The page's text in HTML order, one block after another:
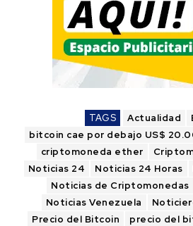
TAGS Actualidad
bitcoin cae por debajo US$
criptomoneda ether
Noticias 24
Noticias 24 Horas
Noticias de Criptomonedas
Noticias Venezuela
Precio del Bitcoin
precio del